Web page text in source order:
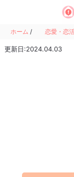
ホーム / 恋愛・恋
更新日:2024.04.03